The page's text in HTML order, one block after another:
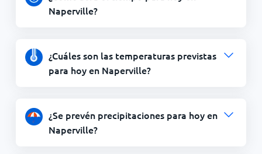
Naperville?
¿Cuáles son las temperaturas previstas
para hoy en Naperville?
¿Se prevén precipitaciones para hoy en
Naperville?